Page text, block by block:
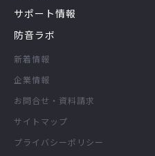
サポート情報
防音ラボ
新着情報
企業情報
お問合せ・資料請求
サイトマップ
プライバシーポリシー